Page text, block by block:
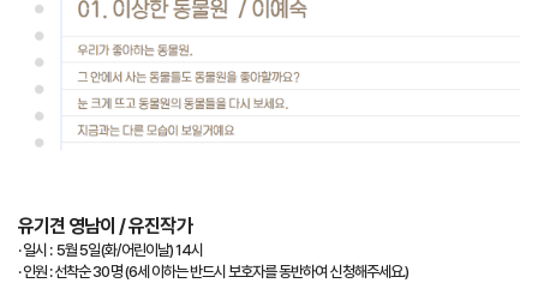
유기견 영남이 / 유진작가
· 일시 : 5월 5일(화/어린이날) 14시
· 인원 : 선착순 30명 (6세 이하는 반드시 보호자를 동반하여 신청해주세요.)